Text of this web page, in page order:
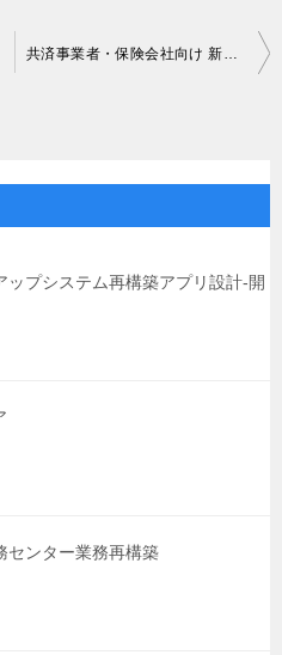
共済事業者・保険会社向け 新規システム基盤開発案件(インフラ)
ップシステム再構築アプリ設計-開
センター業務再構築